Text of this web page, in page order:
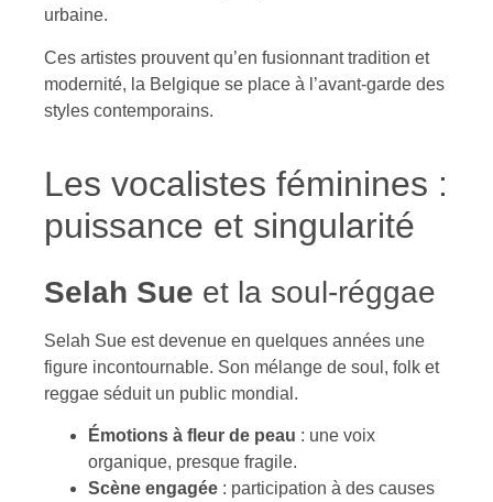
urbaine.
Ces artistes prouvent qu’en fusionnant tradition et
modernité, la Belgique se place à l’avant-garde des
styles contemporains.
Les vocalistes féminines :
puissance et singularité
Selah Sue et la soul-réggae
Selah Sue est devenue en quelques années une
figure incontournable. Son mélange de soul, folk et
reggae séduit un public mondial.
Émotions à fleur de peau : une voix
organique, presque fragile.
Scène engagée : participation à des causes